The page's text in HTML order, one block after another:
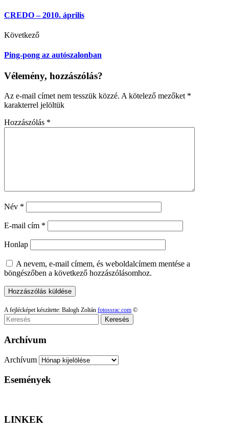
CREDO – 2010. április
Következő
Ping-pong az autószalonban
Vélemény, hozzászólás?
Az e-mail címet nem tesszük közzé. A kötelező mezőket *
karakterrel jelöltük
Hozzászólás *
Név *
E-mail cím *
Honlap
A nevem, e-mail címem, és weboldalcímem mentése a
böngészőben a következő hozzászólásomhoz.
A fejlécképet készítette: Balogh Zoltán fotossrac.com ©
Keresés
Archívum
Archívum
Események
LINKEK